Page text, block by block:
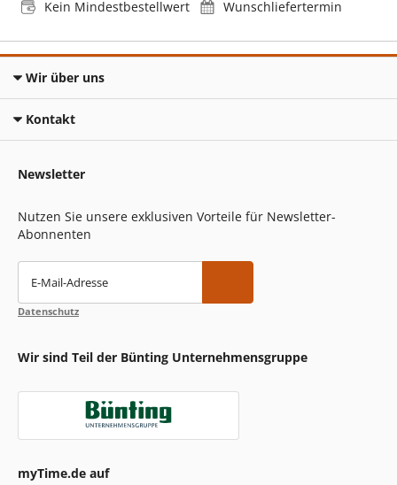
Kein Mindestbestellwert
Wunschliefertermin
Wir über uns
Kontakt
Newsletter
Nutzen Sie unsere exklusiven Vorteile für Newsletter-
Abonnenten
E-Mail-Adresse
Datenschutz
Wir sind Teil der Bünting Unternehmensgruppe
myTime.de auf